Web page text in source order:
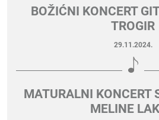
BOŽIĆNI KONCERT
TROGIR
29.11.2024.
MATURALNI KONCERT
MELINE